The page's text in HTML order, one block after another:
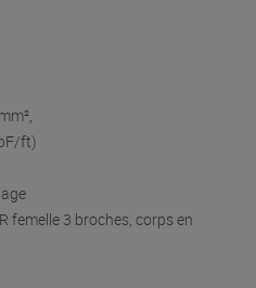
ft)
femelle 3 broches, corps en